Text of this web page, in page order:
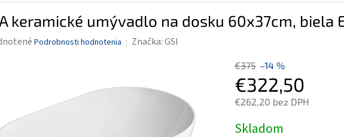
keramické umývadlo na dosku 60x37cm, biela
Podrobnosti hodnotenia Značka:GSI
€375 –14 %
€322,50
€262,20 bez DPH
cena:
Skladom